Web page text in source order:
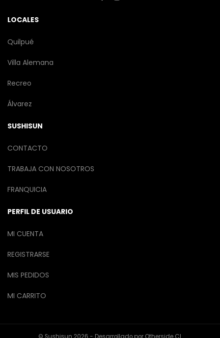
LOCALES
Quilpué
Villa Alemana
Recreo
Álvarez
SUSHISUN
CONTACTO
TRABAJA CON NOSOTROS
FRANQUICIA
PERFIL DE USUARIO
MI CUENTA
REGISTRARSE
MIS PEDIDOS
MI CARRITO